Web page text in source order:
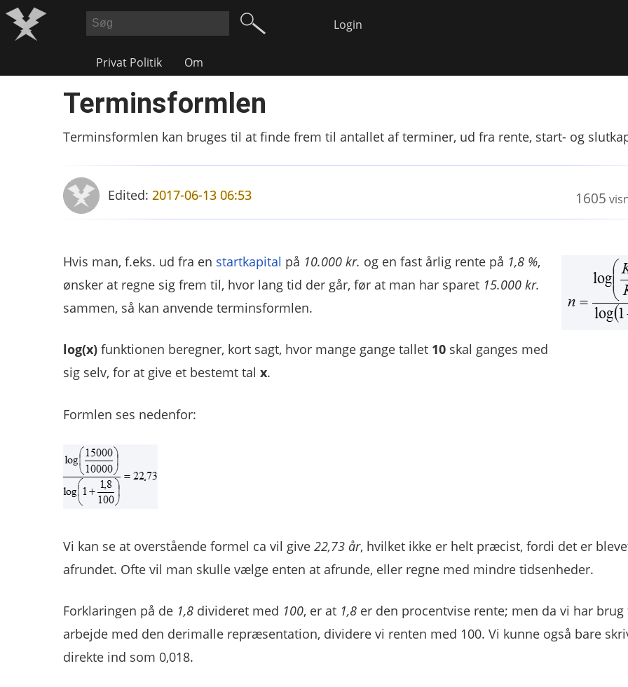
Login
Privat Politik Om
Terminsformlen
Terminsformlen kan bruges til at finde frem til antallet af terminer, ud fra rente, start- og
1605
Edited: 2017-06-13 06:53
Hvis man, f.eks. ud fra en startkapital på 10.000 kr. og en fast årlig rente på 1,8 %,
ønsker at regne sig frem til, hvor lang tid der går, før at man har sparet 15.000 kr.
sammen, så kan anvende terminsformlen.
log(x)funktionen beregner, kort sagt, hvor mange gange tallet 10skal ganges med
sig selv, for at give et bestemt tal x.
Formlen ses nedenfor:
Vi kan se at overstående formel ca vil give 22,73 år, hvilket ikke er helt præcist, fordi det er
afrundet. Ofte vil man skulle vælge enten at afrunde, eller regne med mindre tidsenheder.
Forklaringen på de 1,8divideret med 100, er at 1,8er den procentvise rente; men da vi har brug
arbejde med den derimalle repræsentation, dividere vi renten med 100. Vi kunne også bare
direkte ind som 0,018.